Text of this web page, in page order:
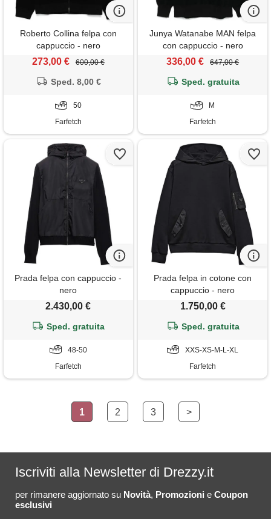
Roberto Collina felpa con
cappuccio - nero
273,00 € 600,00 €
Sped. 8,00 €
50
Farfetch
Junya Watanabe MAN felpa
con cappuccio - nero
336,00 € 647,00 €
Sped. gratuita
M
Farfetch
Prada felpa con cappuccio -
nero
2.430,00 €
Sped. gratuita
48-50
Farfetch
Prada felpa in cotone con
cappuccio - nero
1.750,00 €
Sped. gratuita
XXS-XS-M-L-XL
Farfetch
1 2 3 >
Iscriviti alla Newsletter di Drezzy.it
per rimanere aggiornato su Novità, Promozioni e Coupon
esclusivi